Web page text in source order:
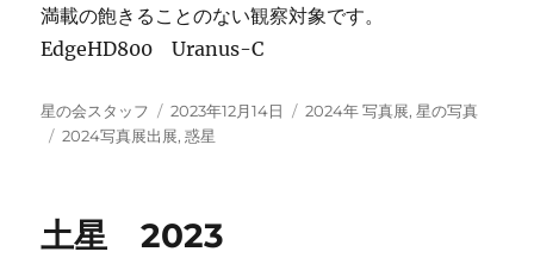
満載の飽きることのない観察対象です。
EdgeHD800 Uranus-C
投
稿
星の会スタッフ
投
稿
2023年12月14日
カ
2024年 写真展,星の写真
タ
2024写真展出展,惑星
土星 2023